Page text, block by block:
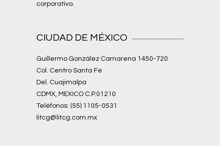
corporativo.
CIUDAD DE MÉXICO
Guillermo González Camarena 1450-720
Col. Centro Santa Fe
Del. Cuajimalpa
CDMX, MEXICO C.P.01210
Teléfonos: (55) 1105-0531
litcg@litcg.com.mx